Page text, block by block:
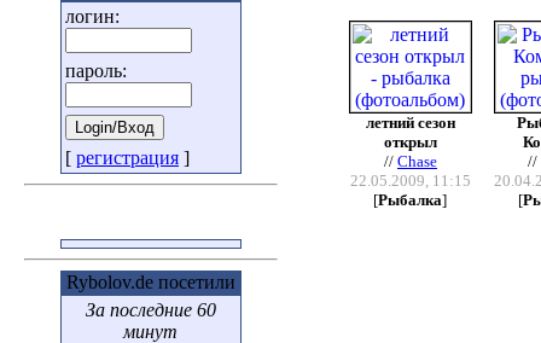
логин:
пароль:
[ регистрация ]
Rybolov.de посетили
За последние 60
минут
летний сезон
открыл
// Chase
22.05.2009, 11:15
[Рыбалка]
//
[